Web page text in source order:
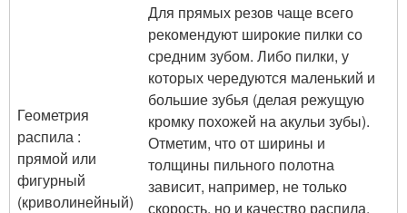
Геометрия
распила :
прямой или
фигурный
(криволинейный)
Для прямых резов чаще всего
рекомендуют широкие пилки со
средним зубом. Либо пилки, у
которых чередуются маленький и
большие зубья (делая режущую
кромку похожей на акульи зубы).
Отметим, что от ширины и
толщины пильного полотна
зависит, например, не только
скорость, но и качество распила.